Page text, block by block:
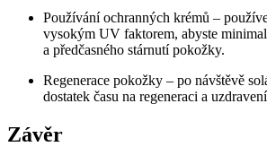
Používání ochranných krémů –
vysokým UV faktorem,​ abyste‍
a předčasného stárnutí pokožky.
Regenerace pokožky – po návštěvě
dostatek ⁣času na ‍regeneraci a
Závěr